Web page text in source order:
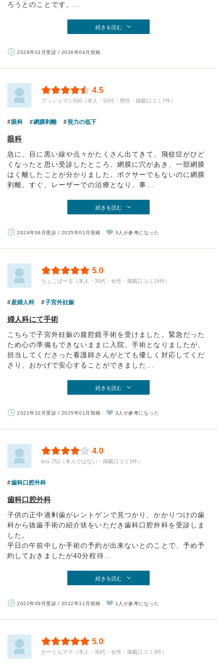
ろうとのことです。...
続きを読む
2026年01月受診 / 2026年04月投稿
4.5
プッシュマン500（本人・50代・男性・掲載口コミ7件）
眼科 網膜剥離 視力の低下
眼科
急に、目に黒い線や点々がたくさん出てきて、飛蚊症がひど
くなったと思い受診したところ、網膜に穴があき、一部網膜
はく離したことが分かりました。ボクサーでもないのに網膜
剥離。すぐ、レーザーでの治療となり、事...
続きを読む
2024年06月受診 / 2025年01月投稿 3人が参考になった
5.0
ちょこぼーる（本人・30代・女性・掲載口コミ14件）
産婦人科 子宮外妊娠
婦人科にて手術
こちらで子宮外妊娠の腹腔鏡手術を受けました。緊急だった
ため心の準備もできないままに入院、手術となりましたが、
担当してくださった看護師さんがとても優しく対応してくだ
さり、おかげで安心することができました...
続きを読む
2021年12月受診 / 2025年01月投稿 3人が参考になった
4.0
box 752（本人ではない・掲載口コミ3件）
歯科口腔外科
歯科口腔外科
子供の正中過剰歯がレントゲンで見つかり、かかりつけの歯
科から抜歯手術の紹介状をいただき歯科口腔外科を受診しま
した。
平日の午前中しか手術の予約が出来ないとのことで、予め予
約しておきましたが40分程待...
続きを読む
2022年09月受診 / 2022年11月投稿 1人が参考になった
5.0
かーくんママ（本人・30代・女性・掲載口コミ3件）